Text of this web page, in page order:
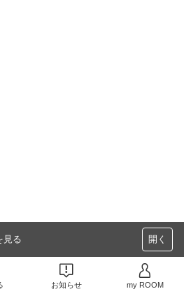
見る 開く
お知らせ my ROOM